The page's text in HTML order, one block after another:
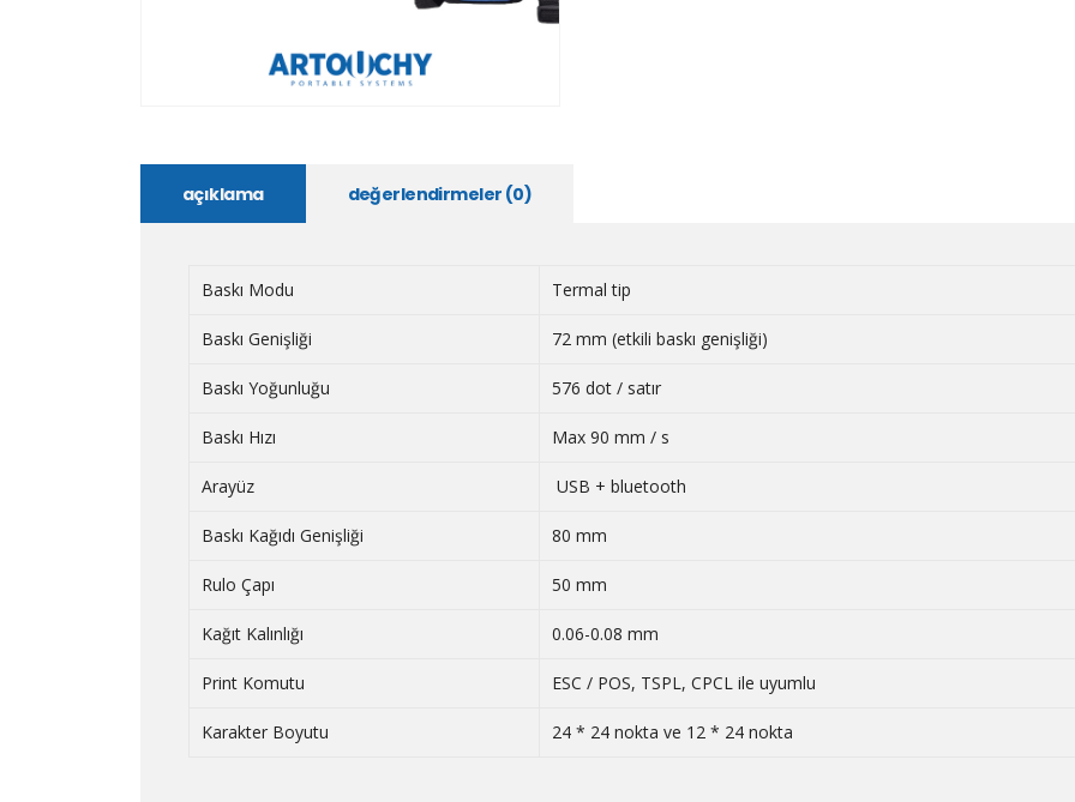
açıklama değerlendirmeler (0)
Baskı Modu Termal tip
Baskı Genişliği 72 mm (etkili baskı genişliği)
Baskı Yoğunluğu 576 dot / satır
Baskı Hızı Max 90 mm / s
Arayüz USB + bluetooth
Baskı Kağıdı Genişliği 80 mm
Rulo Çapı 50 mm
Kağıt Kalınlığı 0.06-0.08 mm
Print Komutu ESC / POS, TSPL, CPCL ile uyumlu
Karakter Boyutu 24 * 24 nokta ve 12 * 24 nokta